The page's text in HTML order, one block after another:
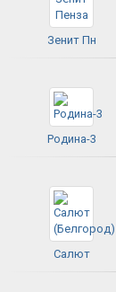
Зенит Пн
Родина-3
Салют